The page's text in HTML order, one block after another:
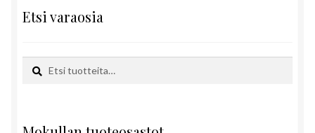
Etsi varaosia
Etsi:
Haku